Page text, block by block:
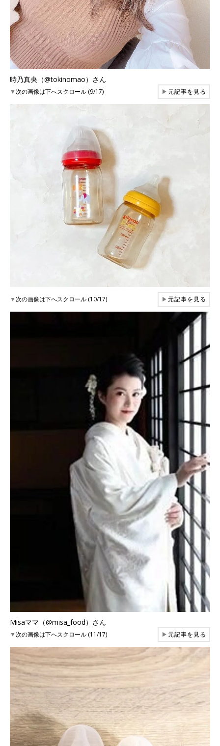
時乃真央（@tokinomao）さん
▼次の画像は下へスクロール (9/17) ▶元記事を見る
▼次の画像は下へスクロール (10/17) ▶元記事を見る
Misaママ（@misa_food）さん
▼次の画像は下へスクロール (11/17) ▶元記事を見る